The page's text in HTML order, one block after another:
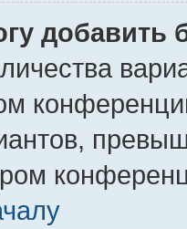
добавить